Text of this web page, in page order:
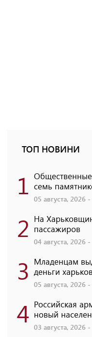
ТОП НОВИНИ
1 Общественные
семь
05 августа, 2026
2 На
пассажиров
04 августа, 2026 -
3 Младенцам
деньги
05 августа, 2026
4 Российская
новый
03 августа, 2026